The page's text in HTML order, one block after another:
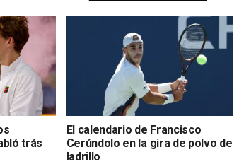
trás
El calendario de Francisco
Cerúndolo en la gira de polvo de
ladrillo